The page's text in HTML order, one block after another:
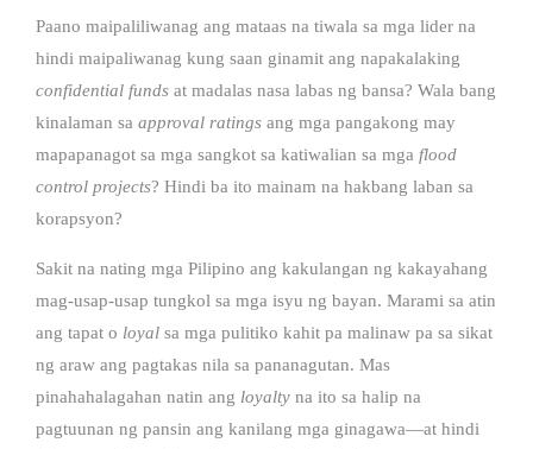
Paano maipaliliwanag ang mataas na tiwala sa mga lider na
hindi maipaliwanag kung saan ginamit ang napakalaking
confidential funds at madalas nasa labas ng bansa? Wala bang
kinalaman sa approval ratings ang mga pangakong may
mapapanagot sa mga sangkot sa katiwalian sa mga flood
control projects? Hindi ba ito mainam na hakbang laban sa
korapsyon?
Sakit na nating mga Pilipino ang kakulangan ng kakayahang
mag-usap-usap tungkol sa mga isyu ng bayan. Marami sa atin
ang tapat o loyal sa mga pulitiko kahit pa malinaw pa sa sikat
ng araw ang pagtakas nila sa pananagutan. Mas
pinahahalagahan natin ang loyalty na ito sa halip na
pagtuunan ng pansin ang kanilang mga ginagawa—at hindi